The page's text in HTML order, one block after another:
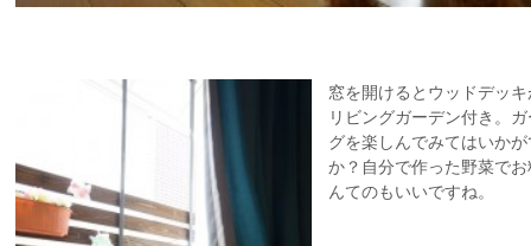
窓を開けるとウッドデッ
リビングガーデン付き。
グを楽しんでみてはいか
か？自分で作った野菜で
んてのもいいですね。